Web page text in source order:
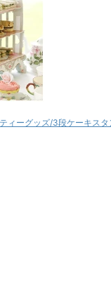
ィーグッズ/3段ケーキス